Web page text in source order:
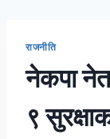
राजनीति
नेकपा
९